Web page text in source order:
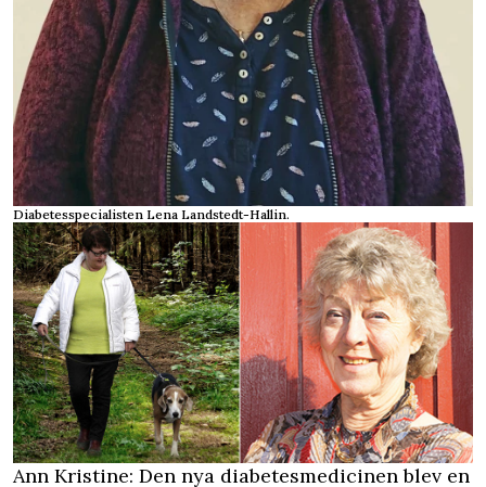
Diabetesspecialisten Lena Landstedt-Hallin.
Ann Kristine: Den nya diabetesmedicinen blev en